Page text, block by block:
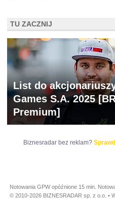
TU ZACZNIJ
List do
Games S.A. 2025
Premium]
Biznesradar bez reklam?
Notowania GPW opóźnione 15 min.
© 2010-2026 BIZNESRADAR sp. z o.o. •